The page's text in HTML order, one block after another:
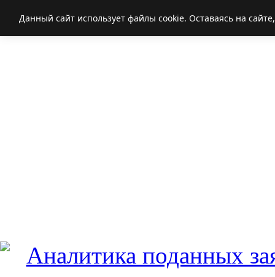
Данный сайт использует файлы cookie. Оставаясь на